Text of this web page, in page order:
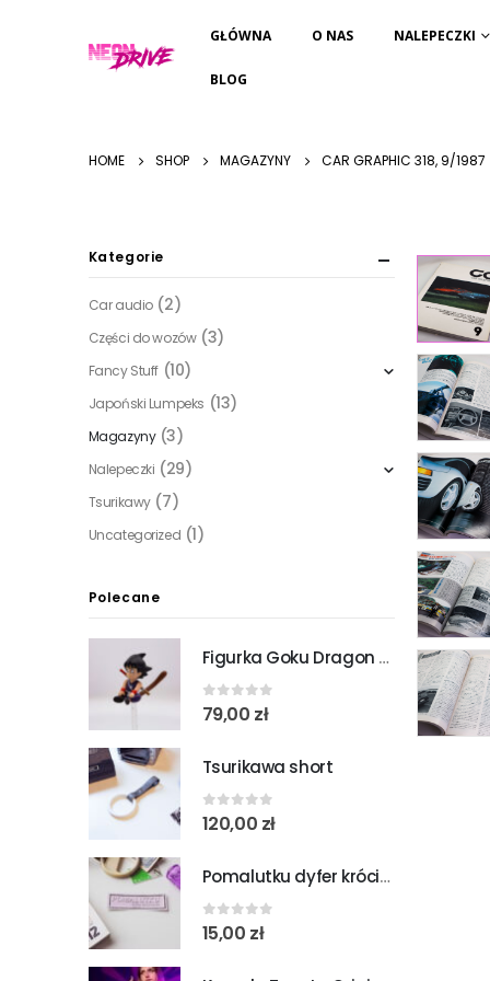
GŁÓWNA O NAS NALEPECZKI
BLOG
HOME SHOP MAGAZYNY CAR GRAPHIC 318, 9/1987
Kategorie
Car audio (2)
Części do wozów (3)
Fancy Stuff (10)
Japoński Lumpeks (13)
Magazyny (3)
Nalepeczki (29)
Tsurikawy (7)
Uncategorized (1)
Polecane
Figurka Goku Dragon Ball
0out of 5
79,00 zł
Tsurikawa short
0out of 5
120,00 zł
Pomalutku dyfer króciutki
0out of 5
15,00 zł